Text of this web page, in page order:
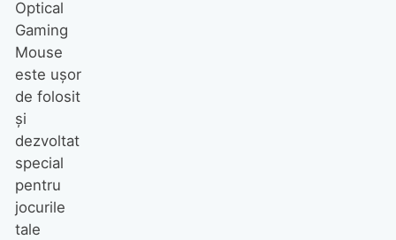
Optical
Gaming
Mouse
este uşor
de folosit
şi
dezvoltat
special
pentru
jocurile
tale